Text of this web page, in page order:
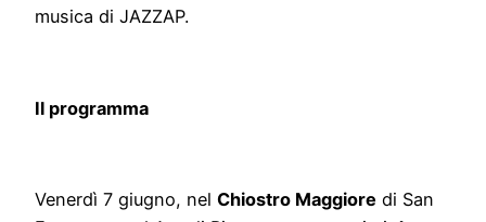
musica di JAZZAP.
Il programma
Venerdì 7 giugno, nel Chiostro Maggiore di San